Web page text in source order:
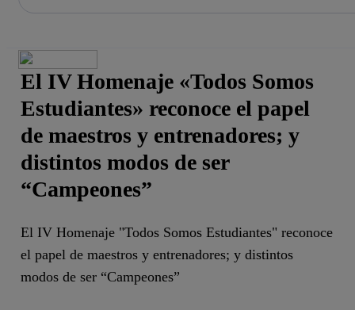
principal
El IV Homenaje «Todos Somos
Estudiantes» reconoce el papel
de maestros y entrenadores; y
distintos modos de ser
“Campeones”
El IV Homenaje "Todos Somos Estudiantes" reconoce
el papel de maestros y entrenadores; y distintos
modos de ser “Campeones”